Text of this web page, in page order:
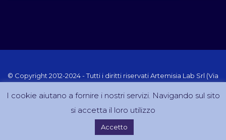
© Copyright 2012-2024 - Tutti i diritti riservati Artemisia Lab Srl (Via
DreamCom.it
I cookie aiutano a fornire i nostri servizi. Navigando sul sito
si accetta il loro utilizzo
Accetto